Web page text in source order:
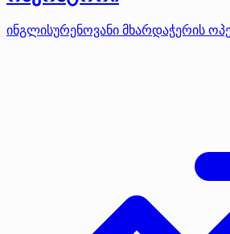
ინგლისურენოვანი მხარდაჭერის